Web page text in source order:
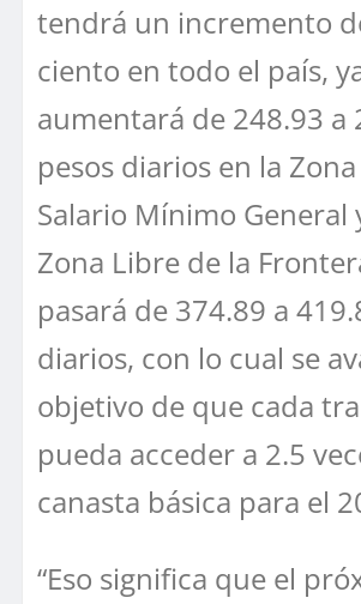
tendrá un incremento
ciento en todo el país,
aumentará de 248.93 a
pesos diarios en la
Salario Mínimo General
Zona Libre de la
pasará de 374.89 a
diarios, con lo cual se
objetivo de que cada
pueda acceder a 2.5
canasta básica para el
“Eso significa que el